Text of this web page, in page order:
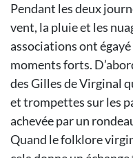
Pendant les deux
vent, la pluie et les
associations ont
moments forts.
des Gilles de Virginal
et trompettes sur les
achevée par un
Quand le folklore